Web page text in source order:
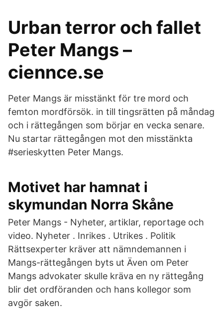
Urban terror och fallet
Peter Mangs –
ciennce.se
Peter Mangs är misstänkt för tre mord och
femton mordförsök. in till tingsrätten på måndag
och i rättegången som börjar en vecka senare.
Nu startar rättegången mot den misstänkta
#serieskytten Peter Mangs.
Motivet har hamnat i
skymundan Norra Skåne
Peter Mangs - Nyheter, artiklar, reportage och
video. Nyheter . Inrikes . Utrikes . Politik
Rättsexperter kräver att nämndemannen i
Mangs-rättegången byts ut Även om Peter
Mangs advokater skulle kräva en ny rättegång
blir det ordföranden och hans kollegor som
avgör saken.